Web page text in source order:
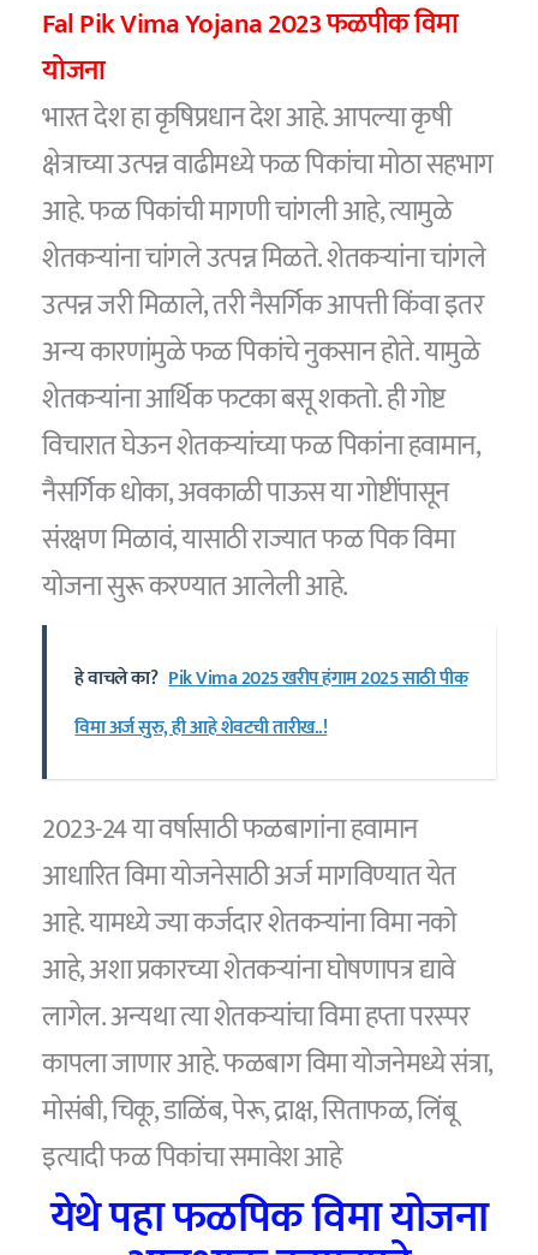
Fal Pik Vima Yojana 2023 फळपीक विमा
योजना
भारत देश हा कृषिप्रधान देश आहे. आपल्या कृषी
क्षेत्राच्या उत्पन्न वाढीमध्ये फळ पिकांचा मोठा सहभाग
आहे. फळ पिकांची मागणी चांगली आहे, त्यामुळे
शेतकऱ्यांना चांगले उत्पन्न मिळते. शेतकऱ्यांना चांगले
उत्पन्न जरी मिळाले, तरी नैसर्गिक आपत्ती किंवा इतर
अन्य कारणांमुळे फळ पिकांचे नुकसान होते. यामुळे
शेतकऱ्यांना आर्थिक फटका बसू शकतो. ही गोष्ट
विचारात घेऊन शेतकऱ्यांच्या फळ पिकांना हवामान,
नैसर्गिक धोका, अवकाळी पाऊस या गोष्टींपासून
संरक्षण मिळावं, यासाठी राज्यात फळ पिक विमा
योजना सुरू करण्यात आलेली आहे.
हे वाचले का? Pik Vima 2025 खरीप हंगाम 2025 साठी पीक
विमा अर्ज सुरु, ही आहे शेवटची तारीख..!
2023-24 या वर्षासाठी फळबागांना हवामान
आधारित विमा योजनेसाठी अर्ज मागविण्यात येत
आहे. यामध्ये ज्या कर्जदार शेतकऱ्यांना विमा नको
आहे, अशा प्रकारच्या शेतकऱ्यांना घोषणापत्र द्यावे
लागेल. अन्यथा त्या शेतकऱ्यांचा विमा हप्ता परस्पर
कापला जाणार आहे. फळबाग विमा योजनेमध्ये संत्रा,
मोसंबी, चिकू, डाळिंब, पेरू, द्राक्ष, सिताफळ, लिंबू
इत्यादी फळ पिकांचा समावेश आहे
येथे पहा फळपिक विमा योजना